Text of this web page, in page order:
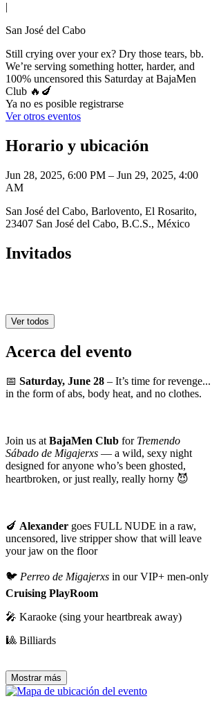
|
San José del Cabo
Still crying over your ex? Dry those tears, bb.
We’re serving something hotter, harder, and
100% uncensored this Saturday at BajaMen
Club 🔥🍆
Ya no es posible registrarse
Ver otros eventos
Horario y ubicación
Jun 28, 2025, 6:00 PM – Jun 29, 2025, 4:00
AM
San José del Cabo, Barlovento, El Rosarito,
23407 San José del Cabo, B.C.S., México
Invitados
Ver todos
Acerca del evento
📅 Saturday, June 28 – It’s time for revenge...
in the form of abs, body heat, and no clothes.
Join us at BajaMen Club for Tremendo
Sábado de Migajerxs — a wild, sexy night
designed for anyone who’s been ghosted,
heartbroken, or just really, really horny 😈
🍆 Alexander goes FULL NUDE in a raw,
uncensored, live stripper show that will leave
your jaw on the floor
🐦 Perreo de Migajerxs in our VIP+ men-only
Cruising PlayRoom
🎤 Karaoke (sing your heartbreak away)
🎱 Billiards
Mostrar más